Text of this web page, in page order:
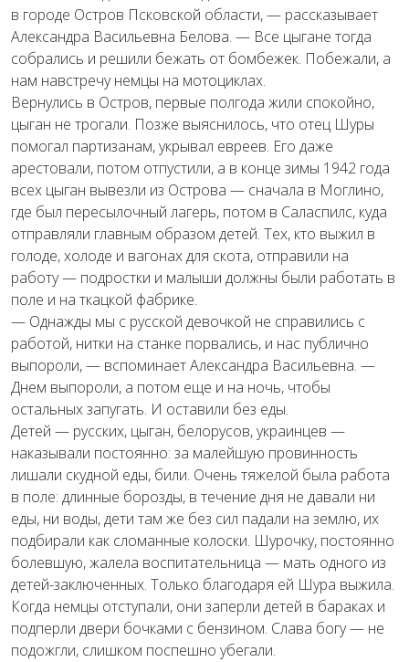
в городе Остров Псковской области, — рассказывает
Александра Васильевна Белова. — Все цыгане тогда
собрались и решили бежать от бомбежек. Побежали, а
нам навстречу немцы на мотоциклах.
Вернулись в Остров, первые полгода жили спокойно,
цыган не трогали. Позже выяснилось, что отец Шуры
помогал партизанам, укрывал евреев. Его даже
арестовали, потом отпустили, а в конце зимы 1942 года
всех цыган вывезли из Острова — сначала в Моглино,
где был пересылочный лагерь, потом в Саласпилс, куда
отправляли главным образом детей. Тех, кто выжил в
голоде, холоде и вагонах для скота, отправили на
работу — подростки и малыши должны были работать в
поле и на ткацкой фабрике.
— Однажды мы с русской девочкой не справились с
работой, нитки на станке порвались, и нас публично
выпороли, — вспоминает Александра Васильевна. —
Днем выпороли, а потом еще и на ночь, чтобы
остальных запугать. И оставили без еды.
Детей — русских, цыган, белорусов, украинцев —
наказывали постоянно: за малейшую провинность
лишали скудной еды, били. Очень тяжелой была работа
в поле: длинные борозды, в течение дня не давали ни
еды, ни воды, дети там же без сил падали на землю, их
подбирали как сломанные колоски. Шурочку, постоянно
болевшую, жалела воспитательница — мать одного из
детей-заключенных. Только благодаря ей Шура выжила.
Когда немцы отступали, они заперли детей в бараках и
подперли двери бочками с бензином. Слава богу — не
подожгли, слишком поспешно убегали.